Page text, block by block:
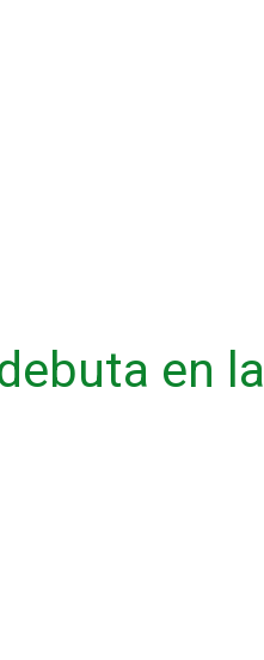
en la